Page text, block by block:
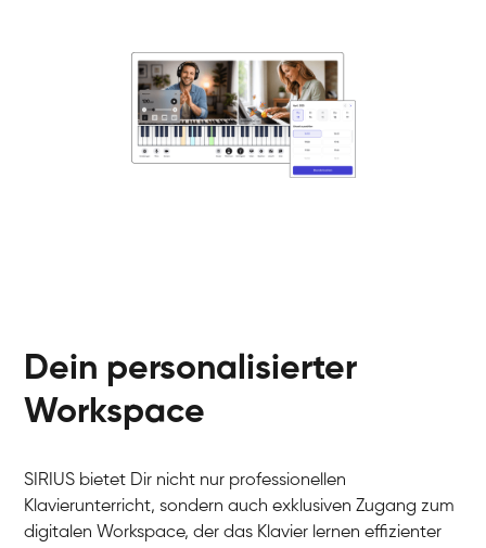
Klavier / Piano / Flügel
Klavier / Piano / Flügel
Dein personalisierter
Workspace
SIRIUS bietet Dir nicht nur professionellen
Klavierunterricht, sondern auch exklusiven Zugang zum
digitalen Workspace, der das Klavier lernen effizienter